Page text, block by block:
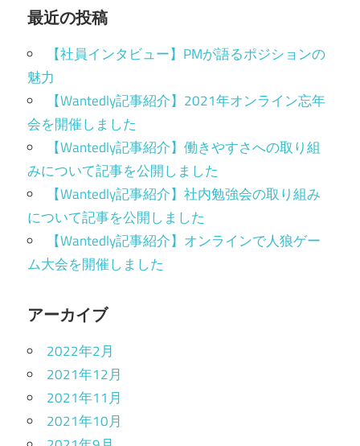
最近の投稿
【社員インタビュー】PMが語るポジションの
魅力
【Wantedly記事紹介】2021年オンライン忘年
会を開催しました
【Wantedly記事紹介】働きやすさへの取り組
みについて記事を公開しました
【Wantedly記事紹介】社内勉強会の取り組み
について記事を公開しました
【Wantedly記事紹介】オンラインで人狼ゲー
ム大会を開催しました
アーカイブ
2022年2月
2021年12月
2021年11月
2021年10月